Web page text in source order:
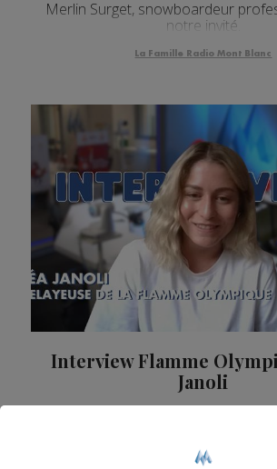
Merlin Surget, snowboardeur
notre invité.
La Famille Radio Mont Blanc
Interview Flamme
Janoli
La Famille Radio Mont Blanc